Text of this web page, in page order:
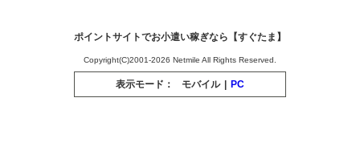
ポイントサイトでお小遣い稼ぎなら【すぐたま】
Copyright(C)2001-2026 Netmile All Rights Reserved.
表示モード： モバイル PC